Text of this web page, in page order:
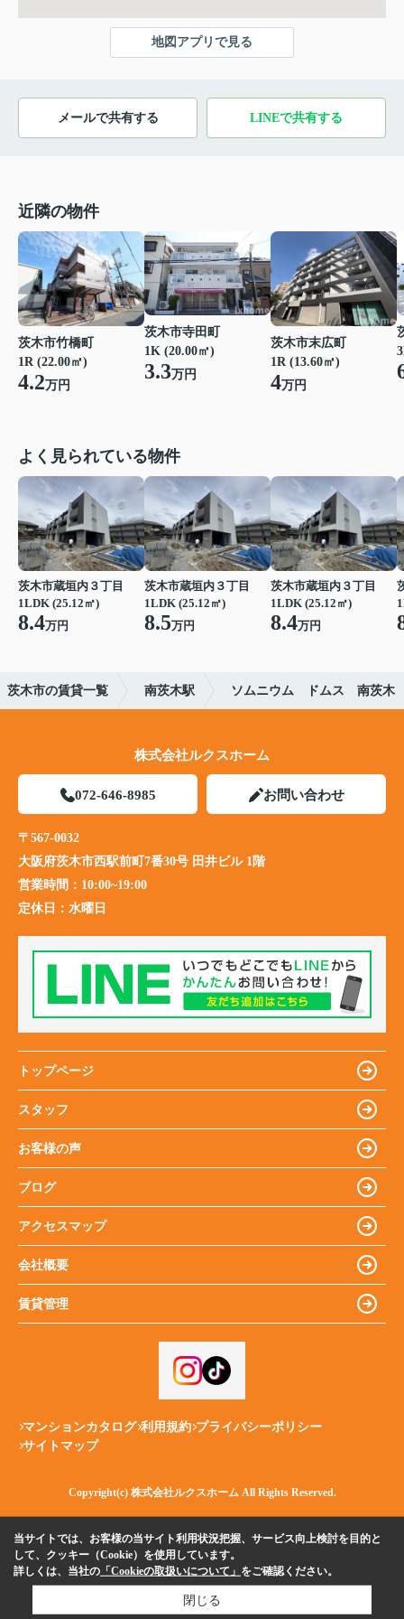
地図アプリで見る
メールで共有する LINEで共有する
近隣の物件
茨木市竹橋町
1R (22.00㎡)
4.2万円
茨木市寺田町
1K (20.00㎡)
3.3万円
茨木市末広町
1R (13.60㎡)
4万円
よく見られている物件
茨木市蔵垣内３丁目
1LDK (25.12㎡)
8.4万円
茨木市蔵垣内３丁目
1LDK (25.12㎡)
8.5万円
茨木市蔵垣内３丁目
1LDK (25.12㎡)
8.4万円
茨木市の賃貸一覧 南茨木駅 ソムニウム ドムス 南茨木
株式会社ルクスホーム
072-646-8985 お問い合わせ
〒567-0032
大阪府茨木市西駅前町7番30号 田井ビル 1階
営業時間： 10:00~19:00
定休日： 水曜日
トップページ
スタッフ
お客様の声
ブログ
アクセスマップ
会社概要
賃貸管理
マンションカタログ 利用規約 プライバシーポリシー
サイトマップ
Copyright(c) 株式会社ルクスホーム All Rights Reserved.
当サイトでは、お客様の当サイト利用状況把握、サービス向上検討を目的と
して、クッキー（Cookie）を使用しています。
詳しくは、当社の 「Cookieの取扱いについて」 をご確認ください。
閉じる